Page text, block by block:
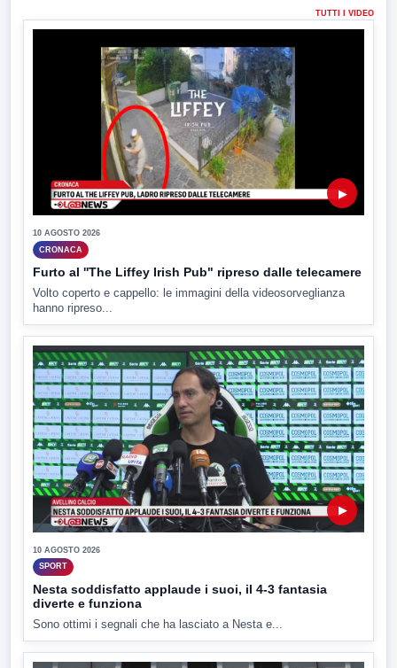
TUTTI I VIDEO
▶
10 AGOSTO 2026
CRONACA
Furto al ''The Liffey Irish Pub" ripreso dalle telecamere
Volto coperto e cappello: le immagini della videosorveglianza
hanno ripreso...
▶
10 AGOSTO 2026
SPORT
Nesta soddisfatto applaude i suoi, il 4-3 fantasia
diverte e funziona
Sono ottimi i segnali che ha lasciato a Nesta e...